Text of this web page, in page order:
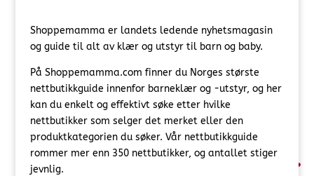
Shoppemamma er landets ledende nyhetsmagasin
og guide til alt av klær og utstyr til barn og baby.
På Shoppemamma.com finner du Norges største
nettbutikkguide innenfor barneklær og -utstyr, og her
kan du enkelt og effektivt søke etter hvilke
nettbutikker som selger det merket eller den
produktkategorien du søker. Vår nettbutikkguide
rommer mer enn 350 nettbutikker, og antallet stiger
jevnlig.